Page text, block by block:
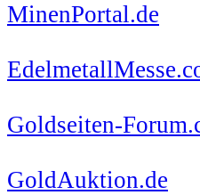
MinenPortal.de
Goldseiten-
GoldAuktion.de